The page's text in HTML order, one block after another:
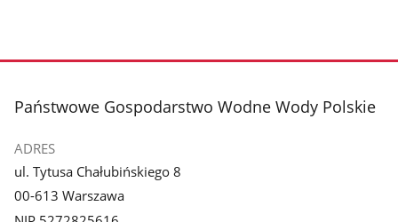
stopka
Państwowe Gospodarstwo Wodne Wody Polskie
ADRES
ul. Tytusa Chałubińskiego 8
00-613 Warszawa